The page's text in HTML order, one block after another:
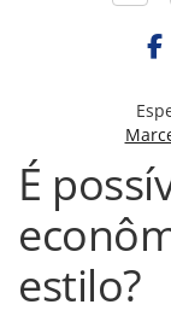
É
estilo?